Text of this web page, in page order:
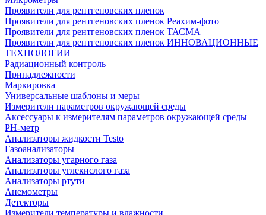
Проявители для рентгеновских пленок
Проявители для рентгеновских пленок Реахим-фото
Проявители для рентгеновских пленок ТАСМА
Проявители для рентгеновских пленок ИННОВАЦИОННЫЕ
ТЕХНОЛОГИИ
Радиационный контроль
Принадлежности
Маркировка
Универсальные шаблоны и меры
Измерители параметров окружающей среды
Аксессуары к измерителям параметров окружающей среды
PH-метр
Анализаторы жидкости Testo
Газоанализаторы
Анализаторы угарного газа
Анализаторы углекислого газа
Анализаторы ртути
Анемометры
Детекторы
Измерители температуры и влажности